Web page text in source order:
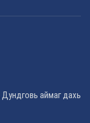
аймаг дахь